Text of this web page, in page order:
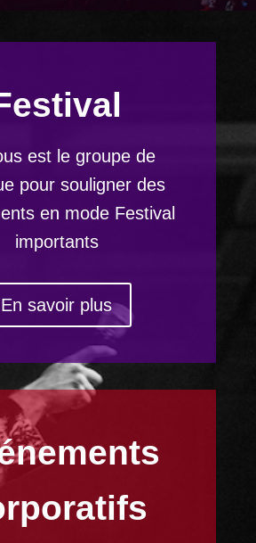
est le groupe de
pour souligner des
en mode Festival
importants
En savoir plus